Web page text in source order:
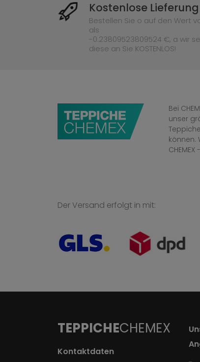
Kostenlose Lieferung
Bestellen Sie o auf den Wert
als
-0.23809523809524 €, a wir
diese an Sie KOSTENLOS!
Bei
unser
können.
Der Versand erfolgt in mit:
TEPPICHECHEMEX
Kontaktdaten